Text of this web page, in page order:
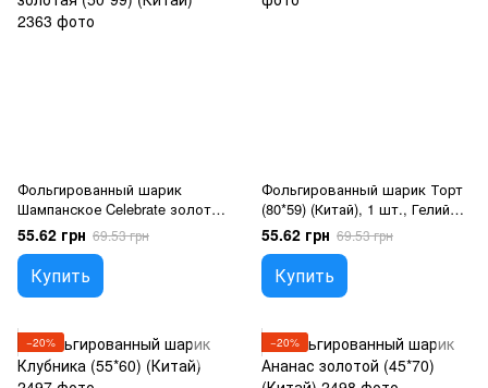
Фольгированный шарик
Шампанское Celebrate золотая
(50*99) (Китай), 1 шт., Гелий
или воздух, Напої
55.62 грн 69.53 грн
Купить
Фольгированный шарик Торт
(80*59) (Китай), 1 шт., Гелий
или воздух, Еда
55.62 грн 69.53 грн
Купить
−20% −20%